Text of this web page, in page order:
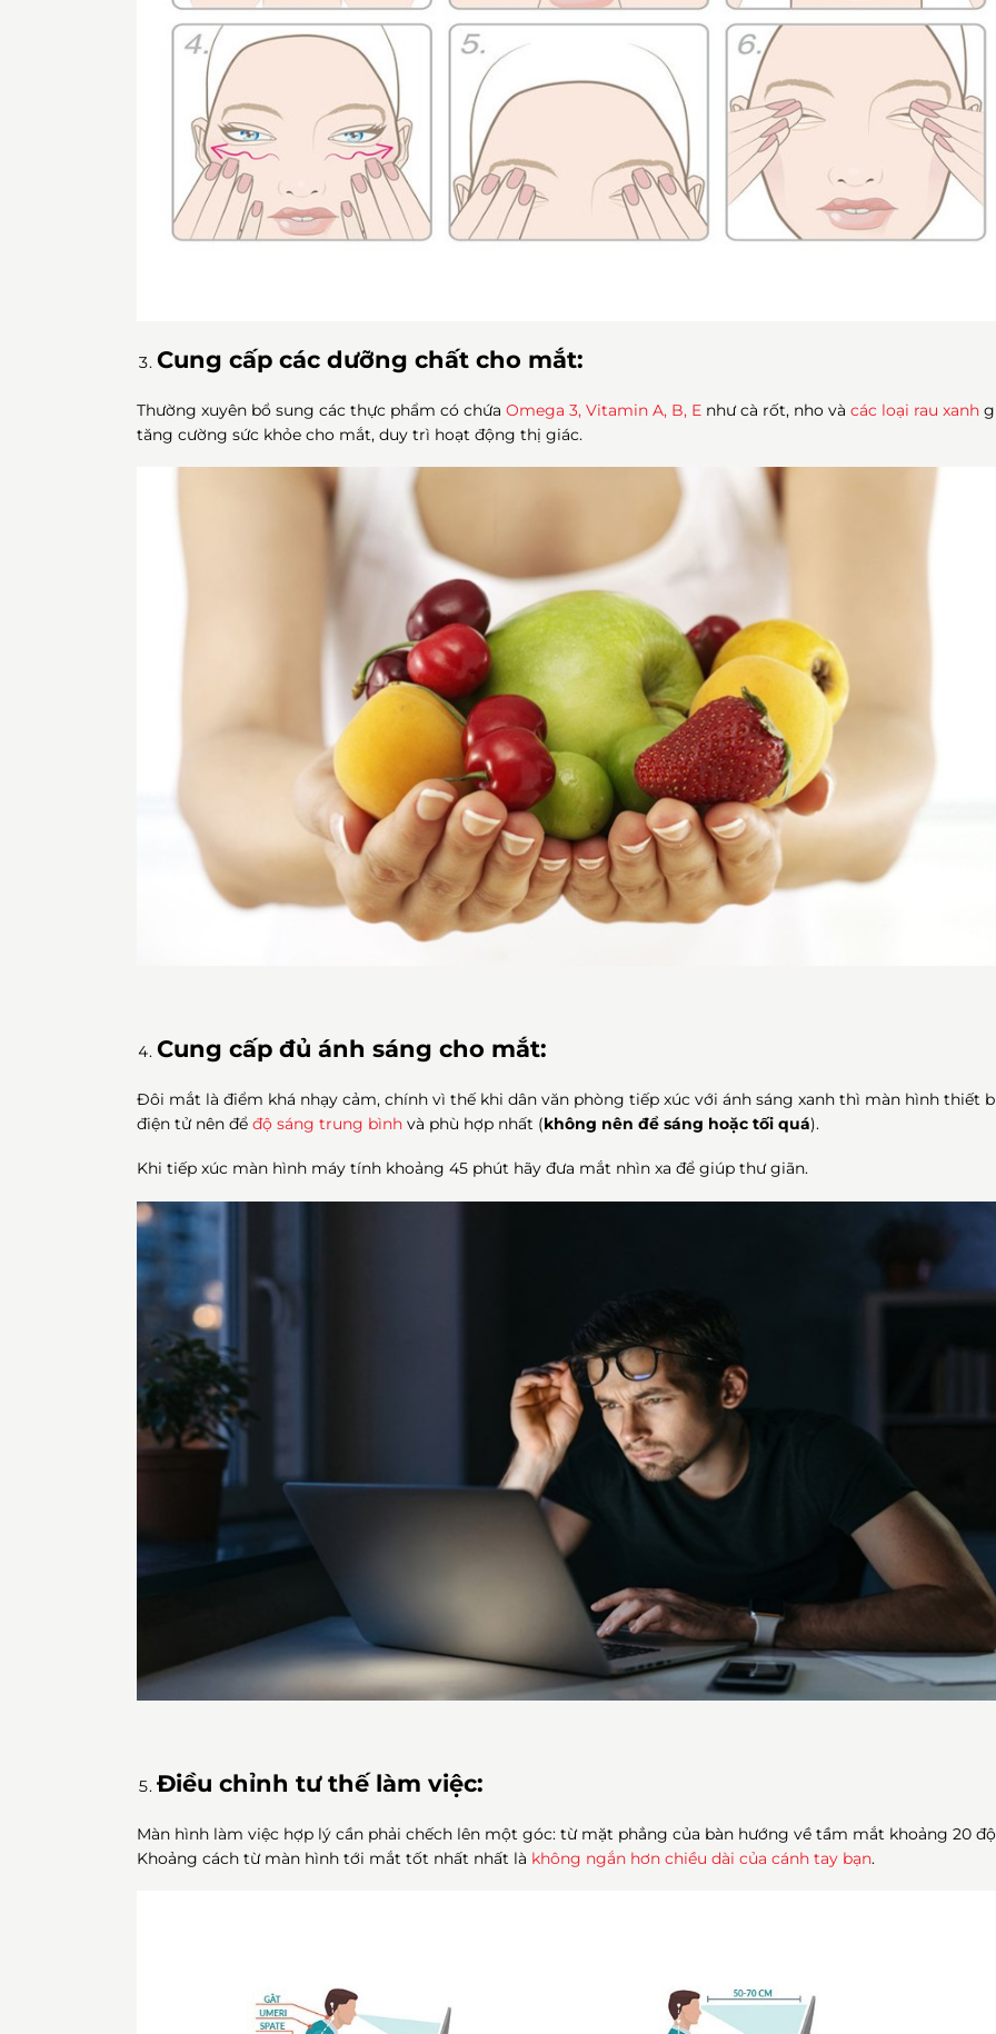
Cung cấp các dưỡng chất cho mắt:
Thường xuyên bổ sung các thực phẩm có chứa Omega 3, Vitamin A, B, Enhư cà rốt, nho và các loại rau xanh
tăng cường sức khỏe cho mắt, duy trì hoạt động thị giác.
Cung cấp đủ ánh sáng cho mắt:
Đôi mắt là điểm khá nhạy cảm, chính vì thế khi dân văn phòng tiếp xúc với ánh sáng xanh thì màn hình thiết
điện tử nên để độ sáng trung bìnhvà phù hợp nhất (không nên để sáng hoặc tối quá).
Khi tiếp xúc màn hình máy tính khoảng 45 phút hãy đưa mắt nhìn xa để giúp thư giãn.
Điều chỉnh tư thế làm việc:
Màn hình làm việc hợp lý cần phải chếch lên một góc: từ mặt phẳng của bàn hướng về tầm mắt khoảng 20
Khoảng cách từ màn hình tới mắt tốt nhất nhất là không ngắn hơn chiều dài của cánh tay bạn.